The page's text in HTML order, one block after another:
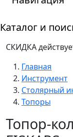
Каталог и
СКИДКА
Главная
Инструмент
Столярный
Топоры
Топор-